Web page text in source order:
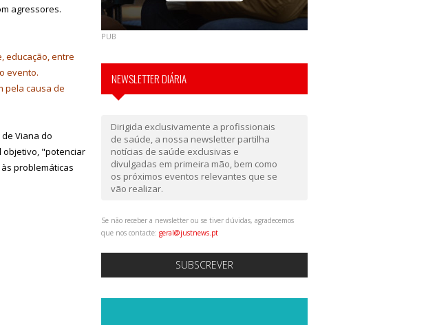
agressores.
educação, entre
evento.
pela causa de
Viana do
objetivo, "potenciar
problemáticas
PUB
NEWSLETTER DIÁRIA
Dirigida exclusivamente a profissionais
de saúde, a nossa newsletter partilha
notícias de saúde exclusivas e
divulgadas em primeira mão, bem como
os próximos eventos relevantes que se
vão realizar.
Se não receber a newsletter ou se tiver dúvidas, agradecemos
que nos contacte: geral@justnews.pt
SUBSCREVER